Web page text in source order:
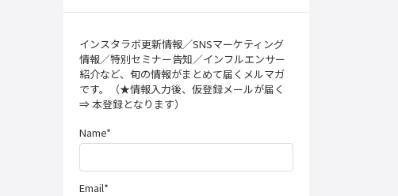
インスタラボ更新情報／SNSマーケティング
情報／特別セミナー告知／インフルエンサー
紹介など、旬の情報がまとめて届くメルマガ
です。（★情報入力後、仮登録メールが届く
⇒ 本登録となります）
Name*
Email*